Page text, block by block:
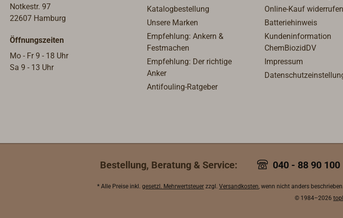
Notkestr. 97
22607 Hamburg
Öffnungszeiten
Mo - Fr 9 - 18 Uhr
Sa 9 - 13 Uhr
Katalogbestellung
Unsere Marken
Empfehlung: Ankern &
Festmachen
Empfehlung: Der richtige
Anker
Antifouling-Ratgeber
Online-Kauf widerrufen
Batteriehinweis
Kundeninformation
ChemBiozidDV
Impressum
Bestellung, Beratung & Service: 040 - 88 90 100
* Alle Preise inkl. gesetzl. Mehrwertsteuer zzgl. Versandkosten, wenn nicht anders
© 1984–2026